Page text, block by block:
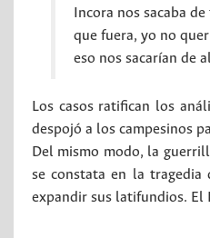
Incora nos sacaba
que fuera, yo no
eso nos sacarían de
Los casos ratifican los
despojó a los campesinos
Del mismo modo, la
se constata en la tragedia
expandir sus latifundios. El